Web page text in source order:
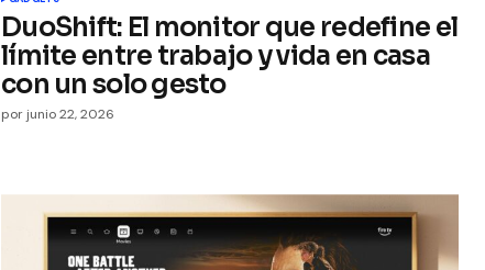
DuoShift: El monitor que redefine el
límite entre trabajo y vida en casa
con un solo gesto
por junio 22, 2026